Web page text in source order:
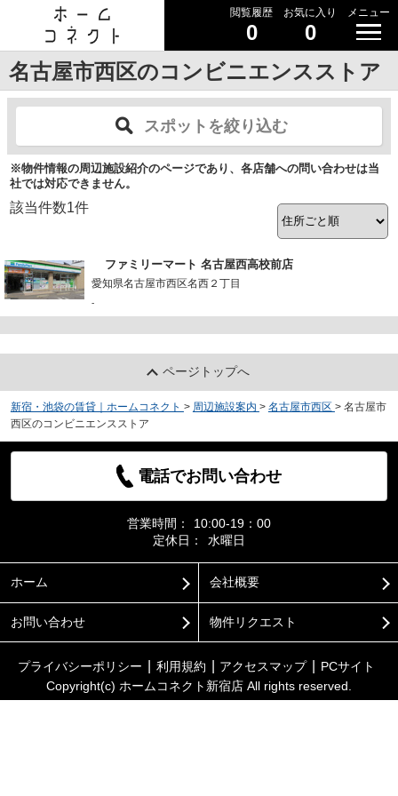
閲覧履歴
0
お気に入り
0
メニュー
名古屋市西区のコンビニエンスストア
スポットを絞り込む
※物件情報の周辺施設紹介のページであり、各店舗への問い合わせは当
社では対応できません。
該当件数1件
ファミリーマート 名古屋西高校前店
愛知県名古屋市西区名西２丁目
-
ページトップへ
新宿・池袋の賃貸｜ホームコネクト > 周辺施設案内 > 名古屋市西区 > 名古屋市
西区のコンビニエンスストア
電話でお問い合わせ
営業時間：
10:00-19：00
定休日：
水曜日
ホーム 会社概要
お問い合わせ 物件リクエスト
プライバシーポリシー 利用規約 アクセスマップ
PCサイト
Copyright(c) ホームコネクト新宿店 All rights reserved.